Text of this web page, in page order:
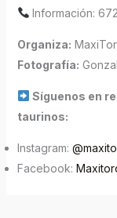
Información:
Organiza:
Fotografía:
Síguenos en
taurinos:
Instagram:
Facebook: